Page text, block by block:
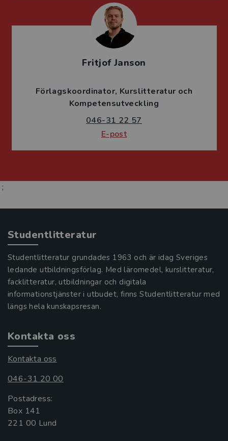
Fritjof Janson
Förlagskoordinator Kurslitteratur och
Kompetensutveckling
046-31 22 57
E-post
;
Studentlitteratur
Studentlitteratur grundades 1963 och är idag Sveriges
ledande utbildningsförlag. Med läromedel, kurslitteratur,
facklitteratur, utbildningar och digitala
informationstjänster i utbudet, finns Studentlitteratur med
längs hela kunskapsresan.
Kontakta oss
Kontakta oss
046-31 20 00
Postadress:
Box 141
221 00 Lund